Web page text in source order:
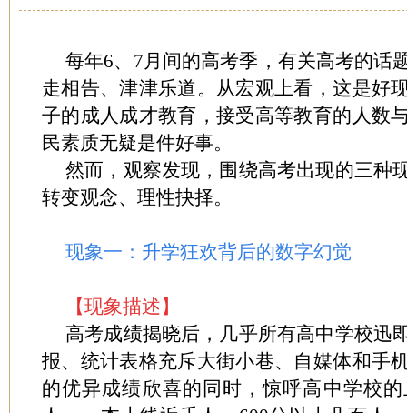
每年6、7月间的高考季，有关高考的话
走相告、津津乐道。从宏观上看，这是好
子的成人成才教育，接受高等教育的人数
民素质无疑是件好事。
然而，观察发现，围绕高考出现的三种
转变观念、理性抉择。
现象一：升学狂欢背后的数字幻觉
【现象描述】
高考成绩揭晓后，几乎所有高中学校迅
报、统计表格充斥大街小巷、自媒体和手
的优异成绩欣喜的同时，惊呼高中学校